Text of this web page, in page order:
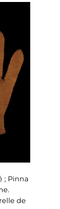
; Pinna
de